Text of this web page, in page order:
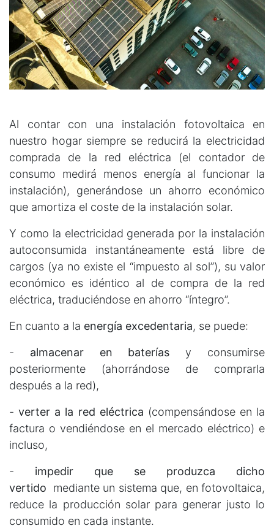
Al contar con una instalación fotovoltaica en
nuestro hogar siempre se reducirá la electricidad
comprada de la red eléctrica (el contador de
consumo medirá menos energía al funcionar la
instalación), generándose un ahorro económico
que amortiza el coste de la instalación solar.
Y como la electricidad generada por la instalación
autoconsumida instantáneamente está libre de
cargos (ya no existe el “impuesto al sol”), su valor
económico es idéntico al de compra de la red
eléctrica, traduciéndose en ahorro “íntegro”.
En cuanto a la energía excedentaria, se puede:
- almacenar en baterías y consumirse
posteriormente (ahorrándose de comprarla
después a la red),
-verter a la red eléctrica (compensándose en la
factura o vendiéndose en el mercado eléctrico) e
incluso,
- impedir que se produzca dicho
vertido mediante un sistema que, en fotovoltaica,
reduce la producción solar para generar justo lo
consumido en cada instante.